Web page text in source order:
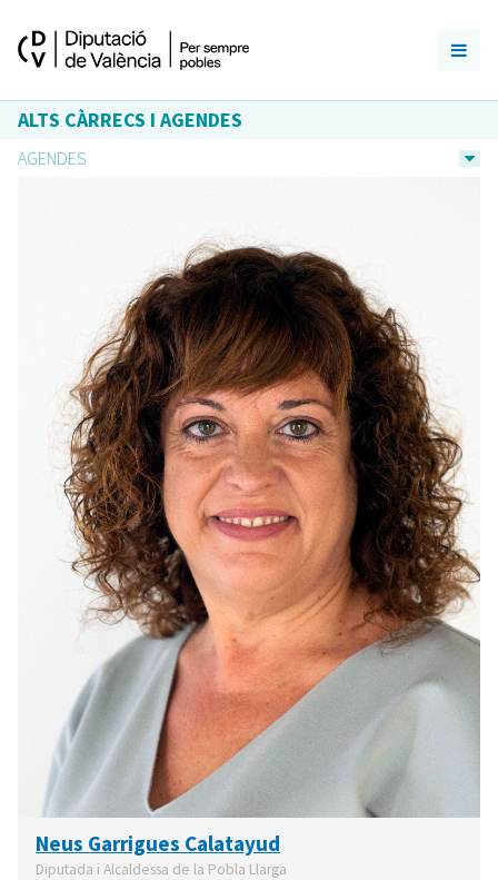
ALTS CÀRRECS I AGENDES
AGENDES
Neus Garrigues Calatayud
Diputada i Alcaldessa de la Pobla Llarga